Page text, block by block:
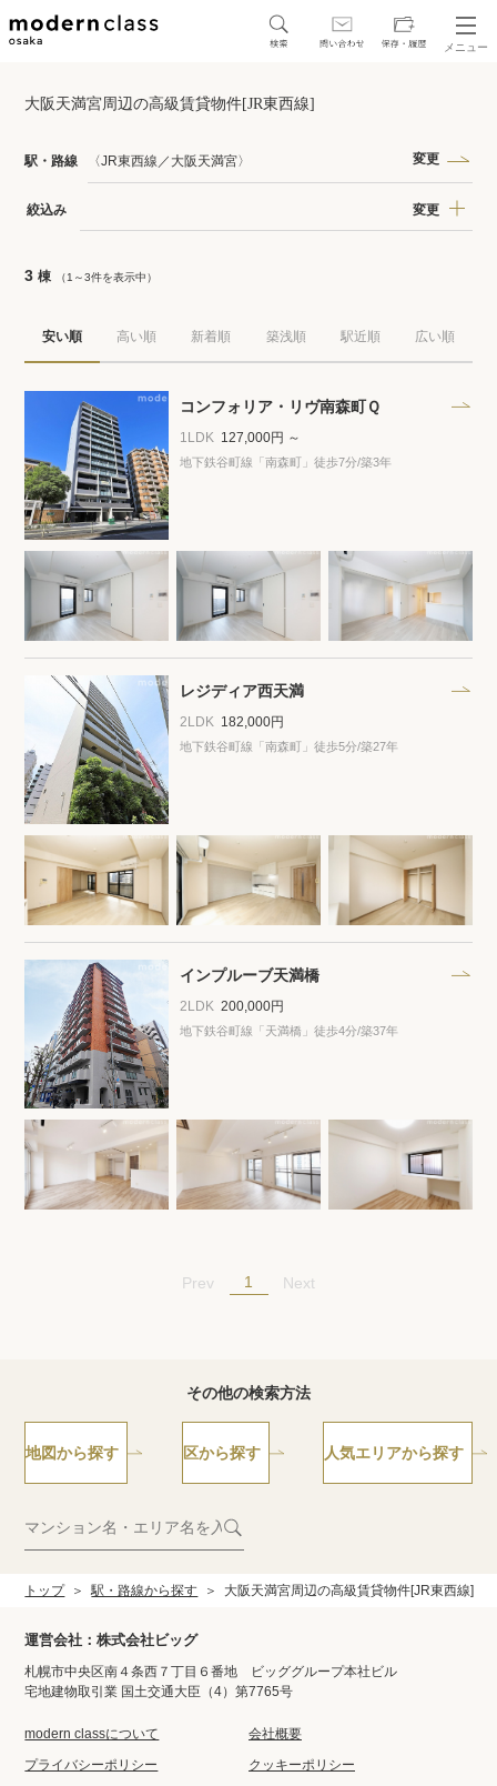
メニュー
アクセスランキング
保存した物件
閲覧履歴
保存した検索条件
店舗・スタッフ紹介
希望条件を伝えてプロに探してもらう
来店予約
各種お問い合わせ
高級賃貸物件コラム modern classについて
高級賃貸物件トピック
プライバシーポリシー クッキーポリシー
商標について
大阪天満宮周辺の高級賃貸物件[JR東西線]
駅・路線 〈JR東西線／大阪天満宮〉 変更
絞込み 変更
3 棟 （1～3件を表示中）
安い順 高い順 新着順 築浅順 駅近順 広い順
コンフォリア・リヴ南森町Ｑ
1LDK 127,000円 ～
地下鉄谷町線「南森町」徒歩7分/築3年
レジディア西天満
2LDK 182,000円
地下鉄谷町線「南森町」徒歩5分/築27年
インプルーブ天満橋
2LDK 200,000円
地下鉄谷町線「天満橋」徒歩4分/築37年
Prev 1 Next
その他の検索方法
地図から探す 区から探す 人気エリアから探す
トップ 駅・路線から探す 大阪天満宮周辺の高級賃貸物件[JR東西線]
運営会社：株式会社ビッグ
札幌市中央区南４条西７丁目６番地 ビッググループ本社ビル
宅地建物取引業 国土交通大臣（4）第7765号
modern classについて
会社概要
プライバシーポリシー
クッキーポリシー